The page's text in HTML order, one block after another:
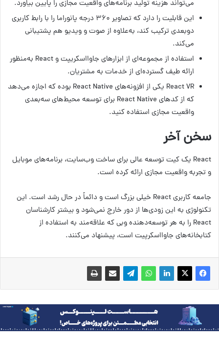
می‌تواند هزینه تولید برنامه‌های واقعیت مجازی را پایین بیاورد.
این قابلیت را دارد که تصاویر ۳۶۰ درجه پانوراما را با رابط کاربری
دوبعدی ترکیب کند، به‌علاوه از صوت و ویدیو هم پشتیبانی
می‌کند.
استفاده از مجموعه‌ای از ابزارهای جاوااسکریپت و React به‌منظور
ارائه طیف گسترده‌ای از خدمات به مشتریان.
React VR یکی از افزونه‌های React Native بوده که اجازه می‌دهد
که از کدهای React Native برای توسعه محیط‌های سه‌بعدی
واقعیت مجازی استفاده کنید.
سخن آخر
React یک کیت توسعه عالی برای ساخت وب‌سایت، برنامه‌های موبایل
و تجربه واقعیت مجازی ارائه کرده است.
جامعه کاربری React خیلی بزرگ است و دائماً در حال رشد است. این
تکنولوژی به این زودی‌ها از دور خارج نمی‌شود و بیشتر کارشناسان
React را به هر توسعه‌دهنده وبی که علاقه‌مند به استفاده از
کتابخانه‌های جاوااسکرپیت است، پیشنهاد می‌کنند.